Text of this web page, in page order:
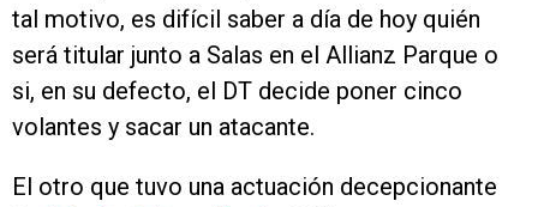
tal motivo, es difícil saber a día de hoy quién
será titular junto a Salas en el Allianz Parque o
si, en su defecto, el DT decide poner cinco
volantes y sacar un atacante.
El otro que tuvo una actuación decepcionante